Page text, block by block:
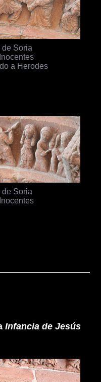
Soria
a Herodes
Soria
Infancia de Jesús